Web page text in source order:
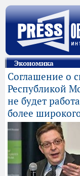
Экономика
Соглашение о
Республикой
не будет
более